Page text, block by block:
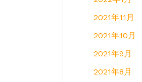
2021年11月
2021年10月
2021年9月
2021年8月